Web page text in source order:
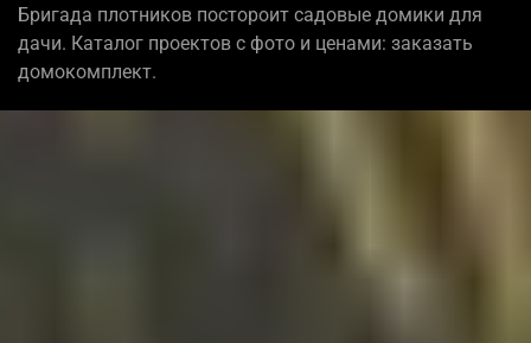
Бригада плотников постороит садовые домики для
дачи. Каталог проектов с фото и ценами: заказать
домокомплект.